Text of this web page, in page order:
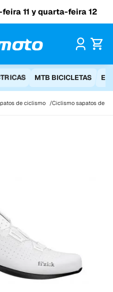
11 y quarta-feira 12
MTB BICICLETAS
de ciclismo Ciclismo sapatos de